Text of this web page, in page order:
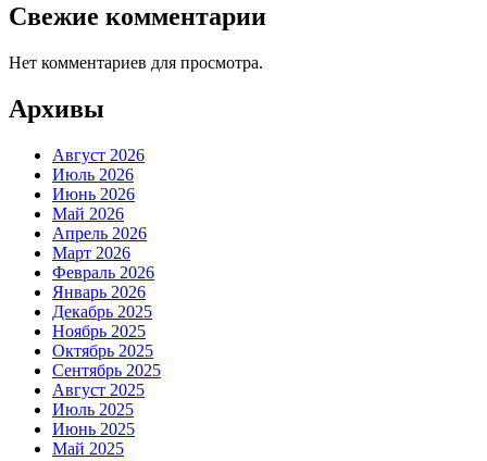
Свежие комментарии
Нет комментариев для просмотра.
Архивы
Август 2026
Июль 2026
Июнь 2026
Май 2026
Апрель 2026
Март 2026
Февраль 2026
Январь 2026
Декабрь 2025
Ноябрь 2025
Октябрь 2025
Сентябрь 2025
Август 2025
Июль 2025
Июнь 2025
Май 2025